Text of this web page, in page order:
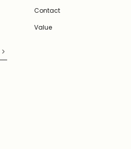
Contact
Value